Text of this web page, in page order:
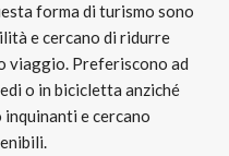
forma di turismo sono
e cercano di ridurre
viaggio. Preferiscono ad
o in bicicletta anziché
e cercano